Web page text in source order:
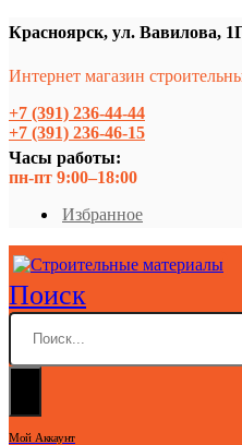
Красноярск, ул. Вавилова,
Интернет магазин
+7 (391) 236-44-44
+7 (391) 236-46-15
Часы работы:
пн-пт 9:00–18:00
Избранное
Поиск
Мой Аккаунт